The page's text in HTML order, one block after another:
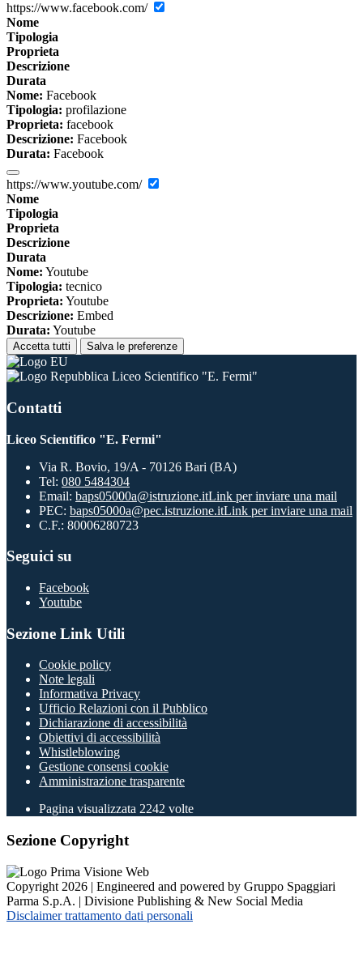
https://www.facebook.com/
Nome
Tipologia
Proprieta
Descrizione
Durata
Nome: Facebook
Tipologia: profilazione
Proprieta: facebook
Descrizione: Facebook
Durata: Facebook
https://www.youtube.com/
Nome
Tipologia
Proprieta
Descrizione
Durata
Nome: Youtube
Tipologia: tecnico
Proprieta: Youtube
Descrizione: Embed
Durata: Youtube
Accetta tutti Salva le preferenze
Liceo Scientifico "E. Fermi"
Contatti
Liceo Scientifico "E. Fermi"
Via R. Bovio, 19/A - 70126 Bari (BA)
Tel: 080 5484304
Email: baps05000a@istruzione.itLink per inviare una mail
PEC: baps05000a@pec.istruzione.itLink per inviare una mail
C.F.: 80006280723
Seguici su
Facebook
Youtube
Sezione Link Utili
Cookie policy
Note legali
Informativa Privacy
Ufficio Relazioni con il Pubblico
Dichiarazione di accessibilità
Obiettivi di accessibilità
Whistleblowing
Gestione consensi cookie
Amministrazione trasparente
Pagina visualizzata 2242 volte
Sezione Copyright
Copyright 2026 | Engineered and powered by Gruppo Spaggiari
Parma S.p.A. | Divisione Publishing & New Social Media
Disclaimer trattamento dati personali